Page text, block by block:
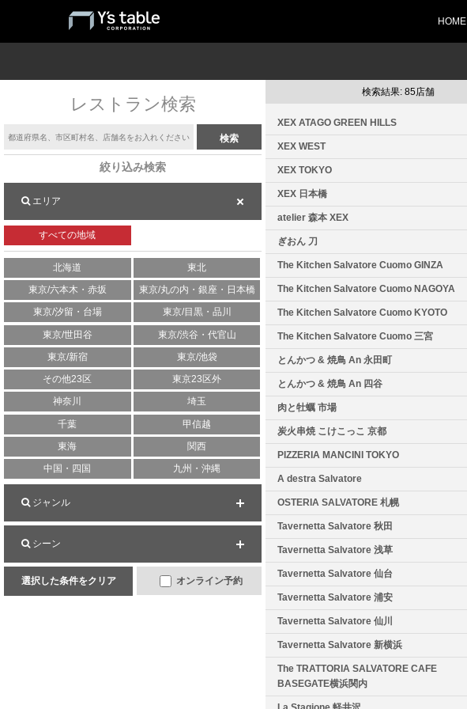
HOME
レストラン検索
絞り込み検索
エリア
すべての地域
北海道 東北
東京/六本木・赤坂 東京/丸の内・銀座・日本橋
東京/汐留・台場 東京/目黒・品川
東京/世田谷 東京/渋谷・代官山
東京/新宿 東京/池袋
その他23区 東京23区外
神奈川 埼玉
千葉 甲信越
東海 関西
中国・四国 九州・沖縄
ジャンル
シーン
選択した条件をクリア オンライン予約
検索結果: 85店舗
XEX ATAGO GREEN HILLS
XEX WEST
XEX TOKYO
XEX 日本橋
atelier 森本 XEX
ぎおん 刀
The Kitchen Salvatore Cuomo GINZA
The Kitchen Salvatore Cuomo NAGOYA
The Kitchen Salvatore Cuomo KYOTO
The Kitchen Salvatore Cuomo 三宮
とんかつ & 焼鳥 An 永田町
とんかつ & 焼鳥 An 四谷
肉と牡蠣 市場
炭火串焼 こけこっこ 京都
PIZZERIA MANCINI TOKYO
A destra Salvatore
OSTERIA SALVATORE 札幌
Tavernetta Salvatore 秋田
Tavernetta Salvatore 浅草
Tavernetta Salvatore 仙台
Tavernetta Salvatore 浦安
Tavernetta Salvatore 仙川
Tavernetta Salvatore 新横浜
The TRATTORIA SALVATORE CAFE
BASEGATE横浜関内